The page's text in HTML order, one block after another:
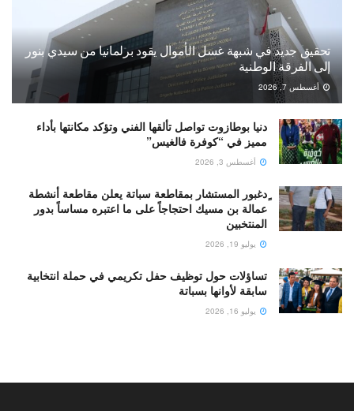
تحقيق جديد في شبهة غسل الأموال يقود برلمانيا من سيدي بنور
إلى الفرقة الوطنية
أغسطس 7, 2026
دنيا بوطازوت تواصل تألقها الفني وتؤكد مكانتها بأداء
مميز في “كوفرة فالغيس”
أغسطس 3, 2026
ٍدغبور المستشار بمقاطعة سباتة يعلن مقاطعة أنشطة
عمالة بن مسيك احتجاجاً على ما اعتبره مساساً بدور
المنتخبين
يوليو 19, 2026
تساؤلات حول توظيف حفل تكريمي في حملة انتخابية
سابقة لأوانها بسباتة
يوليو 16, 2026